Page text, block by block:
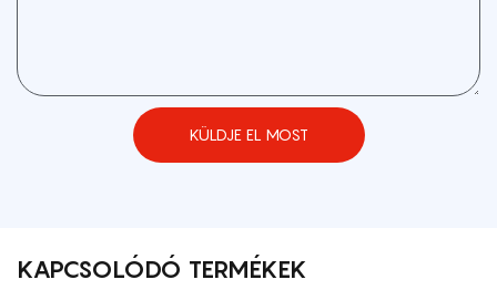
KÜLDJE EL MOST
KAPCSOLÓDÓ TERMÉKEK